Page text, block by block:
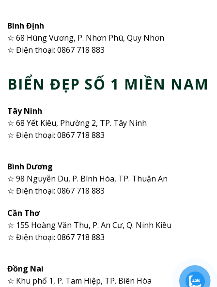
Bình Định
☆ 68 Hùng Vương, P. Nhơn Phú, Quy Nhơn
☆ Điện thoại: 0867 718 883
BIỂN ĐẸP SỐ 1 MIỀN NAM
Tây Ninh
☆ 68 Yết Kiêu, Phường 2, TP. Tây Ninh
☆ Điện thoại: 0867 718 883
Bình Dương
☆ 98 Nguyễn Du, P. Bình Hòa, TP. Thuận An
☆ Điện thoại: 0867 718 883
Cần Thơ
☆ 155 Hoàng Văn Thụ, P. An Cư, Q. Ninh Kiều
☆ Điện thoại: 0867 718 883
Đồng Nai
☆ Khu phố 1, P. Tam Hiệp, TP. Biên Hòa